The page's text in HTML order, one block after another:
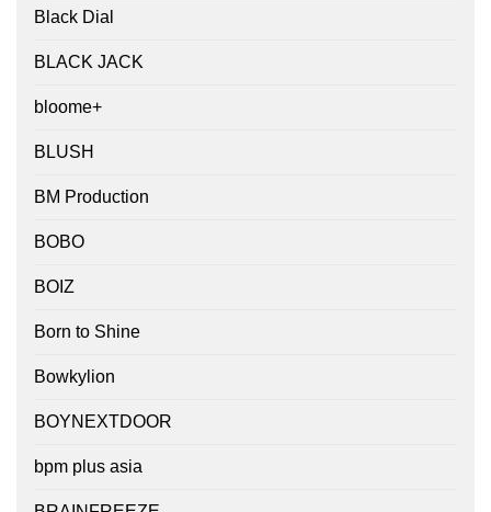
Black Dial
BLACK JACK
bloome+
BLUSH
BM Production
BOBO
BOIZ
Born to Shine
Bowkylion
BOYNEXTDOOR
bpm plus asia